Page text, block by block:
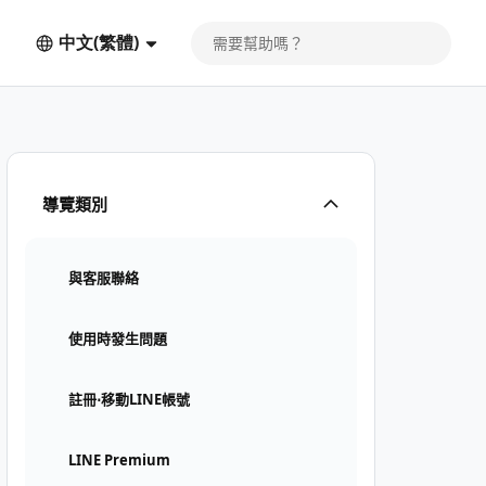
中文(繁體)
導覽類別
與客服聯絡
使用時發生問題
註冊⋅移動LINE帳號
LINE Premium